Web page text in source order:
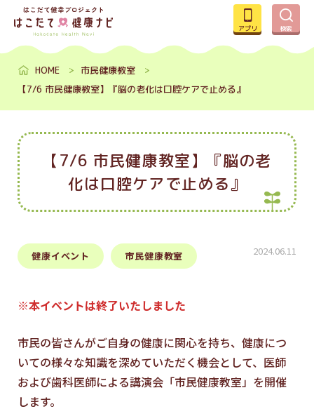
アプリ 検索
HOME
市民健康教室
【7/6 市民健康教室】『脳の老化は口腔ケアで止める』
【7/6 市民健康教室】『脳の老
化は口腔ケアで止める』
健康イベント 市民健康教室 2024.06.11
※本イベントは終了いたしました
市民の皆さんがご自身の健康に関心を持ち、健康につ
いての様々な知識を深めていただく機会として、医師
および歯科医師による講演会「市民健康教室」を開催
します。